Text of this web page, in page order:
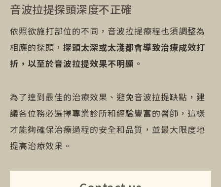
音波拉提探頭深度不正確
依照欲施打部位的不同，音波拉提療程也須調整為
相應的探頭， 探頭太深或太淺都會導致治療成效打
折，以至於音波拉提效果不明顯 。
為了達到最佳的治療效果、避免音波拉提缺點，建
議各位務必選擇專業診所和經驗豐富的醫師，這樣
才能夠確保治療過程的安全和品質，並最大限度地
提高治療效果。